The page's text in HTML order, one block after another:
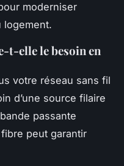
moderniser
logement.
t-elle le besoin en
votre réseau sans fil
d’une source filaire
passante
peut garantir